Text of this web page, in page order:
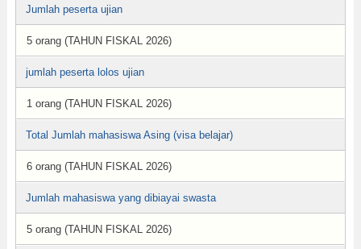
Jumlah peserta ujian
5 orang (TAHUN FISKAL 2026)
jumlah peserta lolos ujian
1 orang (TAHUN FISKAL 2026)
Total Jumlah mahasiswa Asing (visa belajar)
6 orang (TAHUN FISKAL 2026)
Jumlah mahasiswa yang dibiayai swasta
5 orang (TAHUN FISKAL 2026)